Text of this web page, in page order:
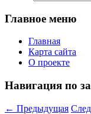
Главное меню
Главная
Карта сайта
О проекте
Навигация по
← Предыдущая